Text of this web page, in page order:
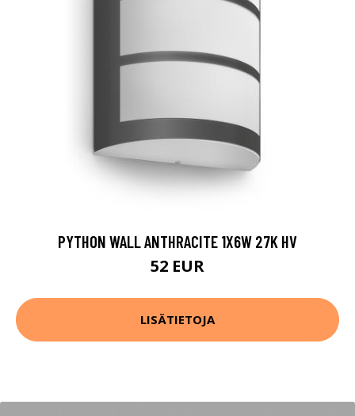
PYTHON WALL ANTHRACITE 1X6W 27K HV
52 EUR
LISÄTIETOJA